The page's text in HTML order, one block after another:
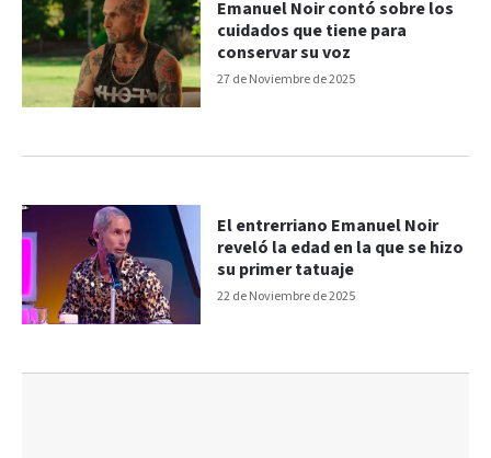
27 de Noviembre de 2025
Emanuel Noir contó sobre los
cuidados que tiene para
conservar su voz
22 de Noviembre de 2025
El entrerriano Emanuel Noir
reveló la edad en la que se hizo
su primer tatuaje